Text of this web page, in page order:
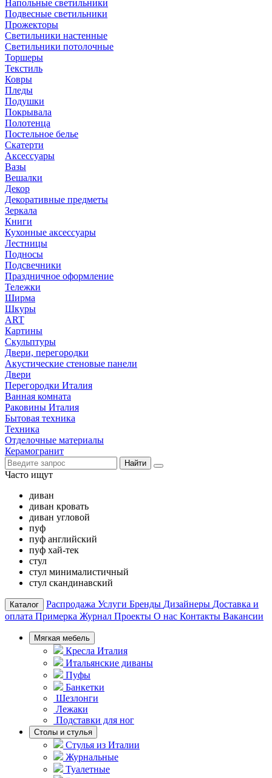
Напольные светильники
Подвесные светильники
Прожекторы
Светильники настенные
Светильники потолочные
Торшеры
Текстиль
Ковры
Пледы
Подушки
Покрывала
Полотенца
Постельное белье
Скатерти
Аксессуары
Вазы
Вешалки
Декор
Декоративные предметы
Зеркала
Книги
Кухонные аксессуары
Лестницы
Подносы
Подсвечники
Праздничное оформление
Тележки
Ширма
Шкуры
ART
Картины
Скульптуры
Двери, перегородки
Акустические стеновые панели
Двери
Перегородки Италия
Ванная комната
Раковины Италия
Бытовая техника
Техника
Отделочные материалы
Керамогранит
Найти
Часто ищут
диван
диван кровать
диван угловой
пуф
пуф английский
пуф хай-тек
стул
стул минималистичный
стул скандинавский
Каталог Распродажа Услуги Бренды Дизайнеры Доставка и
оплата Примерка Журнал Проекты О нас Контакты Вакансии
Мягкая мебель
Кресла Италия
Итальянские диваны
Пуфы
Банкетки
Шезлонги
Лежаки
Подставки для ног
Столы и стулья
Стулья из Италии
Журнальные
Туалетные